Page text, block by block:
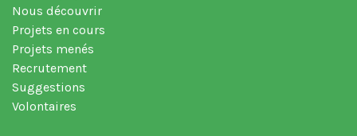
Nous découvrir
Projets en cours
Projets menés
Recrutement
Suggestions
Volontaires